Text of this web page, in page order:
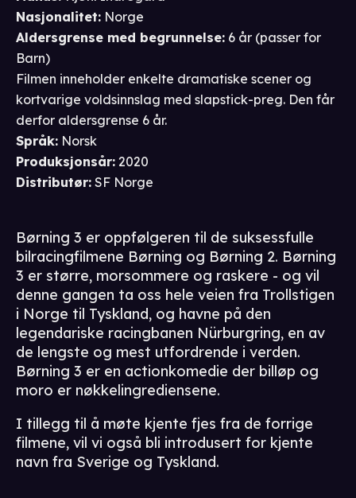
Nasjonalitet: Norge
Aldersgrense med begrunnelse: 6 år (passer for
Barn)
Filmen inneholder enkelte dramatiske scener og
kortvarige voldsinnslag med slapstick-preg. Den får
derfor aldersgrense 6 år.
Språk: Norsk
Produksjonsår: 2020
Distributør: SF Norge
Børning 3 er oppfølgeren til de suksessfulle
bilracingfilmene Børning og Børning 2. Børning
3 er større, morsommere og raskere - og vil
denne gangen ta oss hele veien fra Trollstigen
i Norge til Tyskland, og havne på den
legendariske racingbanen Nürburgring, en av
de lengste og mest utfordrende i verden.
Børning 3 er en actionkomedie der billøp og
moro er nøkkelingrediensene.
I tillegg til å møte kjente fjes fra de forrige
filmene, vil vi også bli introdusert for kjente
navn fra Sverige og Tyskland.